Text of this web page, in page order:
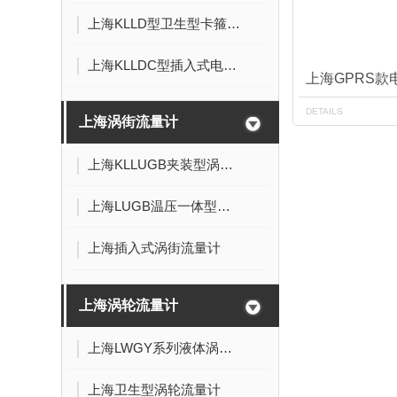
上海KLLD型卫生型卡箍连接式电磁流量计
上海KLLDC型插入式电磁流量计
上海涡街流量计
上海KLLUGB夹装型涡街流量计
上海LUGB温压一体型涡街流量计
上海插入式涡街流量计
上海涡轮流量计
上海LWGY系列液体涡轮流量计
上海卫生型涡轮流量计
上海GPRS款
DETAILS